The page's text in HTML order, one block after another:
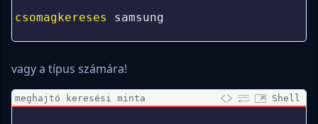
csomagkereses samsung
vagy a típus számára!
meghajtó keresési minta Shell